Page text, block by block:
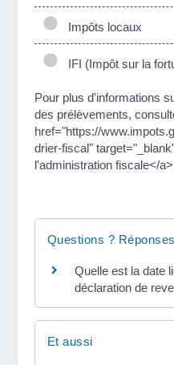
Impôts locaux
IFI (Impôt sur la
Pour plus d'informations
des prélèvements,
href="https://
drier-fiscal"
l'administration fiscale</
Questions ?
Quelle est la date
déclaration de
Et aussi